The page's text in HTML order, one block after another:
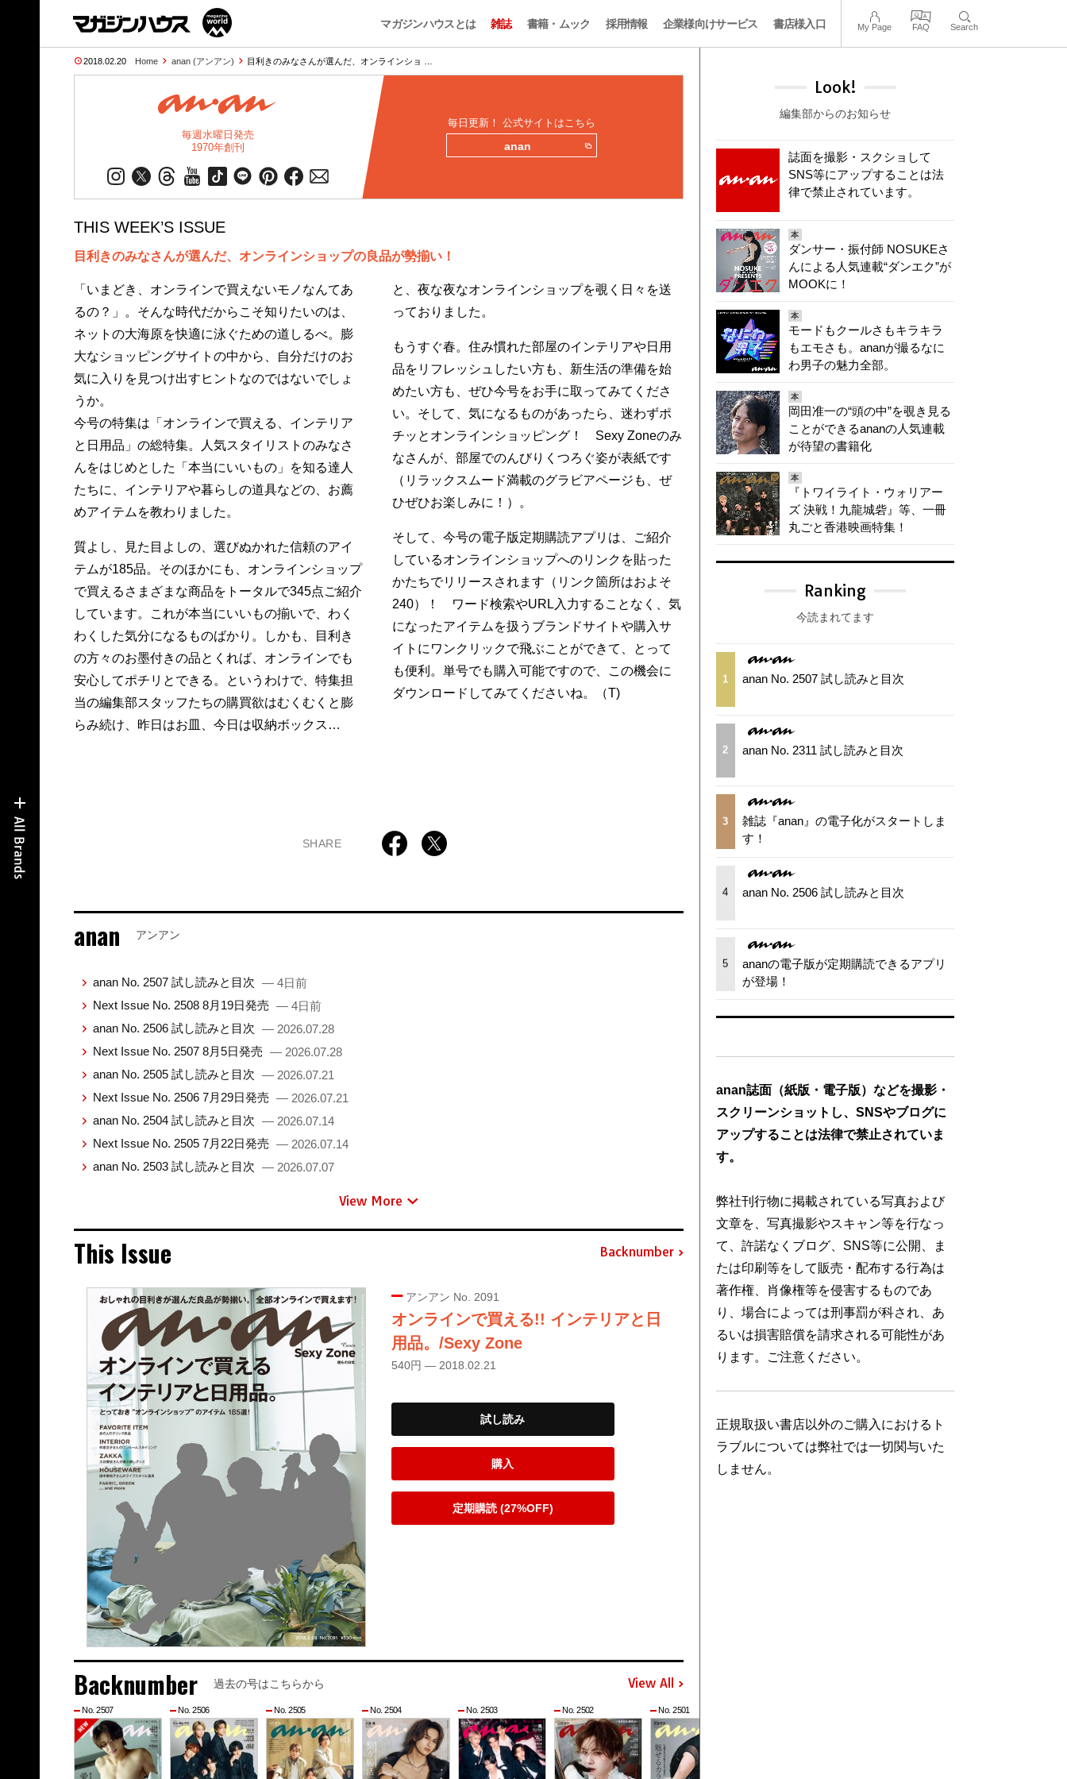
マガジンハウスとは 雑誌 書籍・ムック 採用情報 企業様向けサービス 書店様入口 My Page FAQ Search
2018.02.20 Home anan (アンアン) 目利きのみなさんが選んだ、オンラインショ …
毎週水曜日発売
1970年創刊
毎日更新！ 公式サイトはこちら
anan
THIS WEEK’S ISSUE
目利きのみなさんが選んだ、オンラインショップの良品が勢揃い！
「いまどき、オンラインで買えないモノなんてあ
るの？」。そんな時代だからこそ知りたいのは、
ネットの大海原を快適に泳ぐための道しるべ。膨
大なショッピングサイトの中から、自分だけのお
気に入りを見つけ出すヒントなのではないでしょ
うか。
今号の特集は「オンラインで買える、インテリア
と日用品」の総特集。人気スタイリストのみなさ
んをはじめとした「本当にいいもの」を知る達人
たちに、インテリアや暮らしの道具などの、お薦
めアイテムを教わりました。
質よし、見た目よしの、選びぬかれた信頼のアイ
テムが185品。そのほかにも、オンラインショップ
で買えるさまざまな商品をトータルで345点ご紹介
しています。これが本当にいいもの揃いで、わく
わくした気分になるものばかり。しかも、目利き
の方々のお墨付きの品とくれば、オンラインでも
安心してポチリとできる。というわけで、特集担
当の編集部スタッフたちの購買欲はむくむくと膨
らみ続け、昨日はお皿、今日は収納ボックス…
と、夜な夜なオンラインショップを覗く日々を送
っておりました。
もうすぐ春。住み慣れた部屋のインテリアや日用
品をリフレッシュしたい方も、新生活の準備を始
めたい方も、ぜひ今号をお手に取ってみてくださ
い。そして、気になるものがあったら、迷わずポ
チッとオンラインショッピング！ Sexy Zoneのみ
なさんが、部屋でのんびりくつろぐ姿が表紙です
（リラックスムード満載のグラビアページも、ぜ
ひぜひお楽しみに！）。
そして、今号の電子版定期購読アプリは、ご紹介
しているオンラインショップへのリンクを貼った
かたちでリリースされます（リンク箇所はおよそ
240）！ ワード検索やURL入力することなく、気
になったアイテムを扱うブランドサイトや購入サ
イトにワンクリックで飛ぶことができて、とって
も便利。単号でも購入可能ですので、この機会に
ダウンロードしてみてくださいね。（T)
SHARE
anan アンアン
anan No. 2507 試し読みと目次 — 4日前
Next Issue No. 2508 8月19日発売 — 4日前
anan No. 2506 試し読みと目次 — 2026.07.28
Next Issue No. 2507 8月5日発売 — 2026.07.28
anan No. 2505 試し読みと目次 — 2026.07.21
Next Issue No. 2506 7月29日発売 — 2026.07.21
anan No. 2504 試し読みと目次 — 2026.07.14
Next Issue No. 2505 7月22日発売 — 2026.07.14
anan No. 2503 試し読みと目次 — 2026.07.07
View More
This Issue Backnumber
アンアン No. 2091
オンラインで買える!! インテリアと日
用品。/Sexy Zone
540円 — 2018.02.21
試し読み
購入
定期購読 (27%OFF)
Backnumber 過去の号はこちらから View All
No. 2507 No. 2506 No. 2505 No. 2504 No. 2503 No. 2502 No. 2501
Look!
編集部からのお知らせ
誌面を撮影・スクショして
SNS等にアップすることは法
律で禁止されています。
本
ダンサー・振付師 NOSUKEさ
んによる人気連載“ダンエク”が
MOOKに！
本
モードもクールさもキラキラ
もエモさも。ananが撮るなに
わ男子の魅力全部。
本
岡田准一の“頭の中”を覗き見る
ことができるananの人気連載
が待望の書籍化
本
『トワイライト・ウォリアー
ズ 決戦！九龍城砦』等、一冊
丸ごと香港映画特集！
Ranking
今読まれてます
1 anan No. 2507 試し読みと目次
2 anan No. 2311 試し読みと目次
3
雑誌『anan』の電子化がスタートしま
す！
4 anan No. 2506 試し読みと目次
5
ananの電子版が定期購読できるアプリ
が登場！
anan誌面（紙版・電子版）などを撮影・
スクリーンショットし、SNSやブログに
アップすることは法律で禁止されていま
す。
弊社刊行物に掲載されている写真および
文章を、写真撮影やスキャン等を行なっ
て、許諾なくブログ、SNS等に公開、ま
たは印刷等をして販売・配布する行為は
著作権、肖像権等を侵害するものであ
り、場合によっては刑事罰が科され、あ
るいは損害賠償を請求される可能性があ
ります。ご注意ください。
正規取扱い書店以外のご購入におけるト
ラブルについては弊社では一切関与いた
しません。